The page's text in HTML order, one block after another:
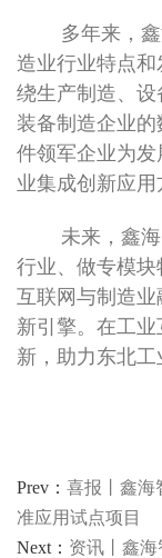
多年来，鑫
造业行业特点和
绕生产制造、
装备制造企业
件领军企业为
业集成创新应用
未来，鑫海
行业、做专模
互联网与制造
新引擎。在工
新，助力东北工
Prev： 喜报丨鑫海
准应用试点项目
Next： 资讯丨鑫海